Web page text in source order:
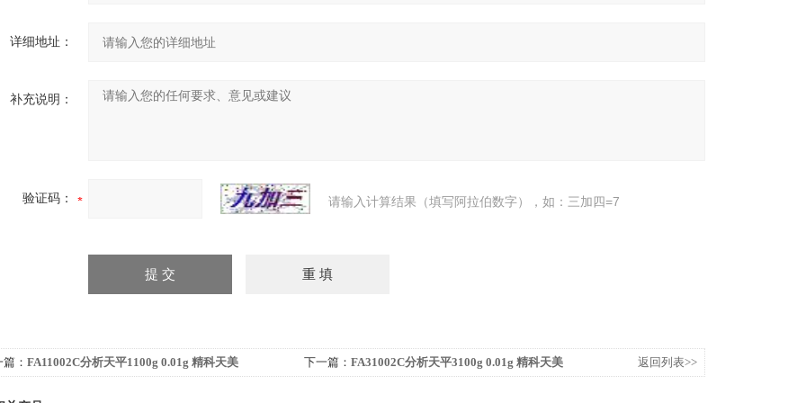
详细地址：
补充说明：
验证码： 请输入计算结果（填写阿拉伯数字），如：三加四=7
： FA11002C分析天平1100g 0.01g 精科天美 下一篇： FA31002C分析天平3100g 0.01g 精科天美 返回列表>>